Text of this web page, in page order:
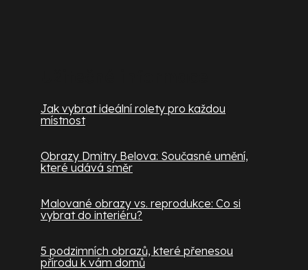
Jak vybrat ideální rolety pro každou
místnost
Obrazy Dmitry Belova: Současné umění,
které udává směr
Malované obrazy vs. reprodukce: Co si
vybrat do interiéru?
5 podzimních obrazů, které přenesou
přírodu k vám domů